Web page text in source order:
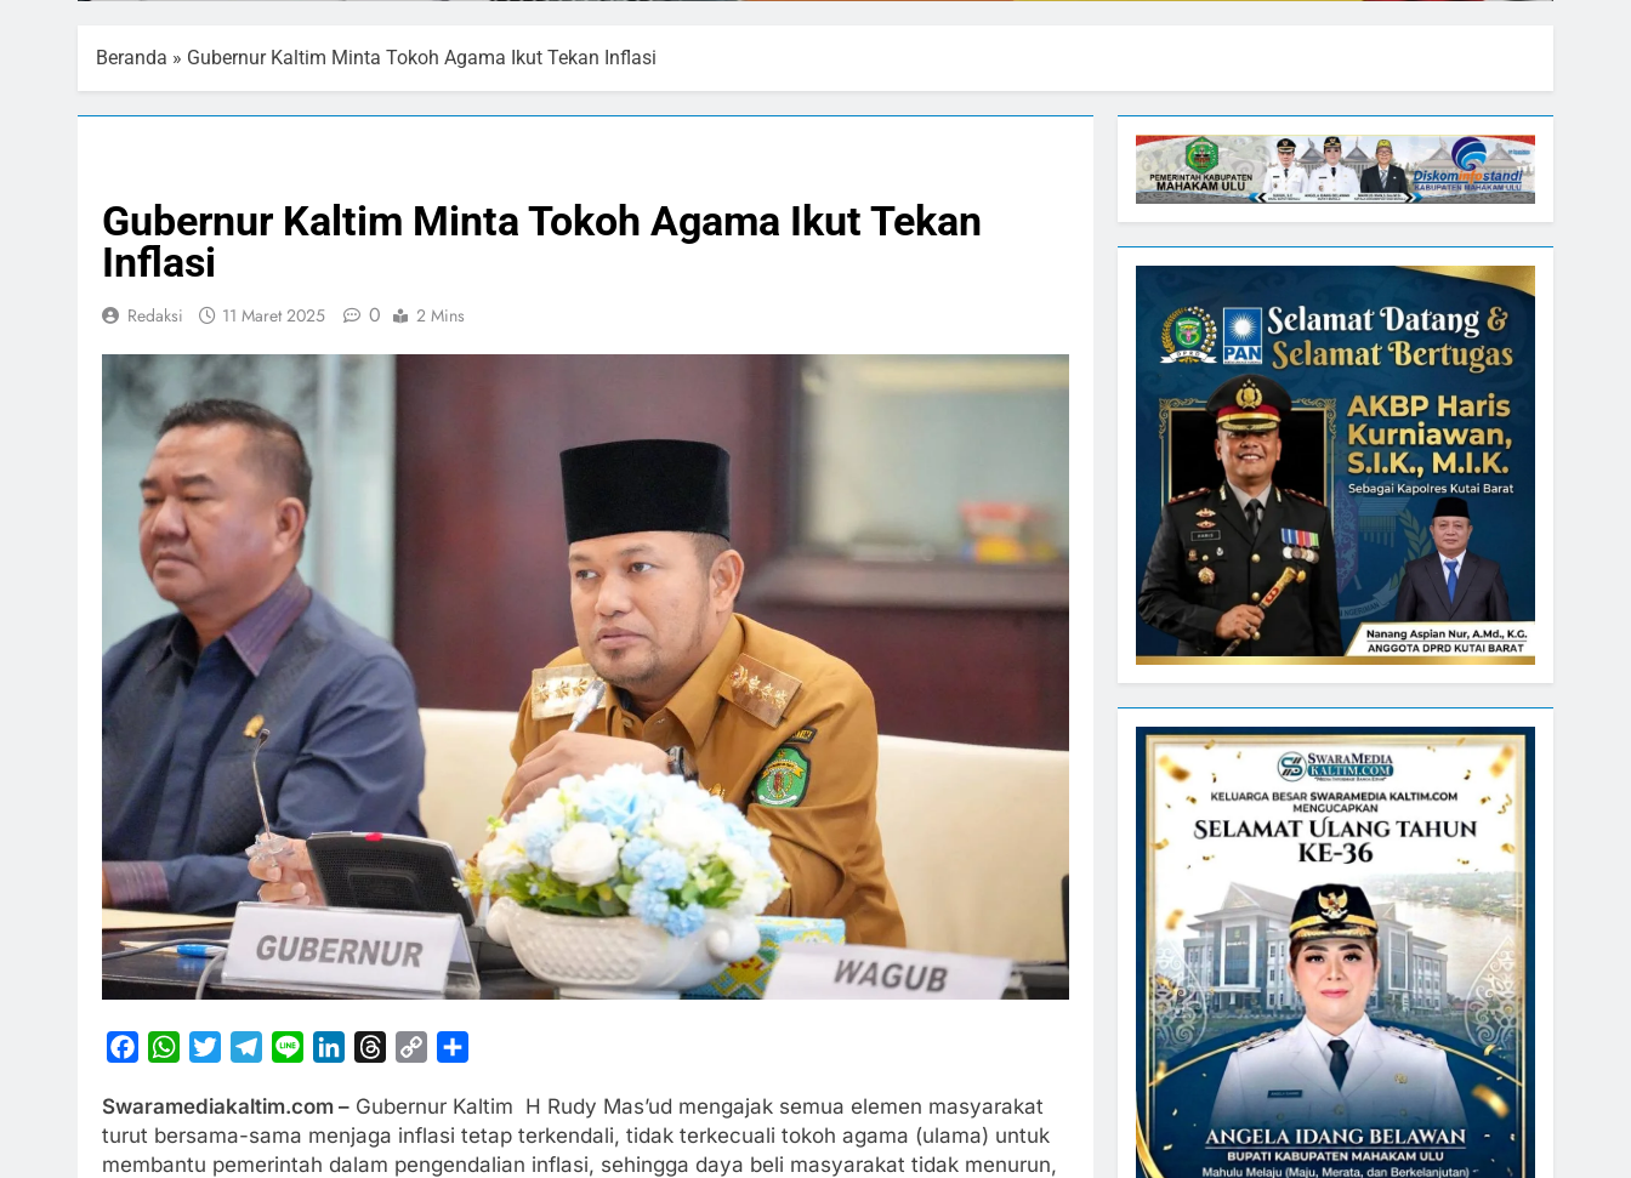
Beranda » Gubernur Kaltim Minta Tokoh Agama Ikut Tekan Inflasi
Gubernur Kaltim Minta Tokoh Agama Ikut Tekan
Inflasi
Redaksi 11 Maret 2025 0 2 Mins
FacebookWhatsApp
TwitterTelegram
Line LinkedInThreads
Copy
Swaramediakaltim.com – Gubernur Kaltim H Rudy Mas’ud mengajak semua elemen masyarakat
turut bersama-sama menjaga inflasi tetap terkendali, tidak terkecuali tokoh agama (ulama) untuk
membantu pemerintah dalam pengendalian inflasi, sehingga daya beli masyarakat tidak menurun,